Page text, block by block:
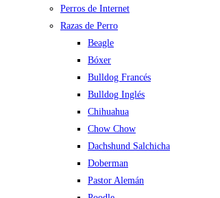
Perros de Internet
Razas de Perro
Beagle
Bóxer
Bulldog Francés
Bulldog Inglés
Chihuahua
Chow Chow
Dachshund Salchicha
Doberman
Pastor Alemán